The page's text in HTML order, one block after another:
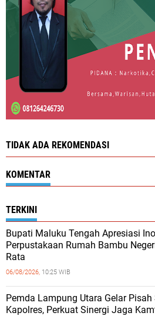
TIDAK ADA REKOMENDASI
KOMENTAR
TERKINI
Bupati Maluku Tengah Apresiasi
Perpustakaan Rumah Bambu
Rata
06/08/2026, 10:25 WIB
Pemda Lampung Utara Gelar
Kapolres, Perkuat Sinergi Jaga